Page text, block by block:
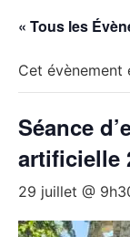
« Tous les
Cet évènement
Séance
artificielle
29 juillet @